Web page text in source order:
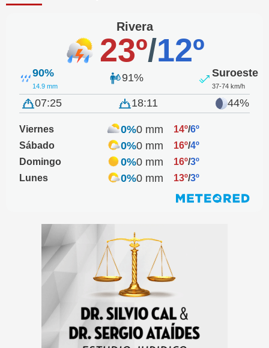
Rivera
23º/12º
90%
14.9 mm
91% Suroeste
37-74 km/h
07:25 18:11 44%
Viernes 0%0 mm 14º/6º
Sábado
0%0 mm 16º/4º
Domingo
0%0 mm 16º/3º
Lunes
0%0 mm 13º/3º